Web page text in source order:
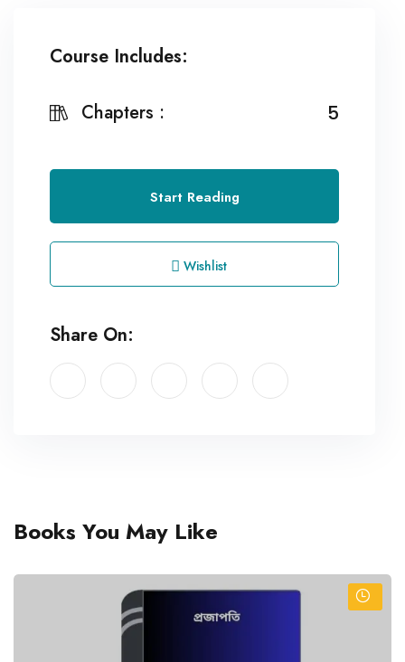
Course Includes:
Chapters : 5
Start Reading
Wishlist
Share On:
Books You May Like